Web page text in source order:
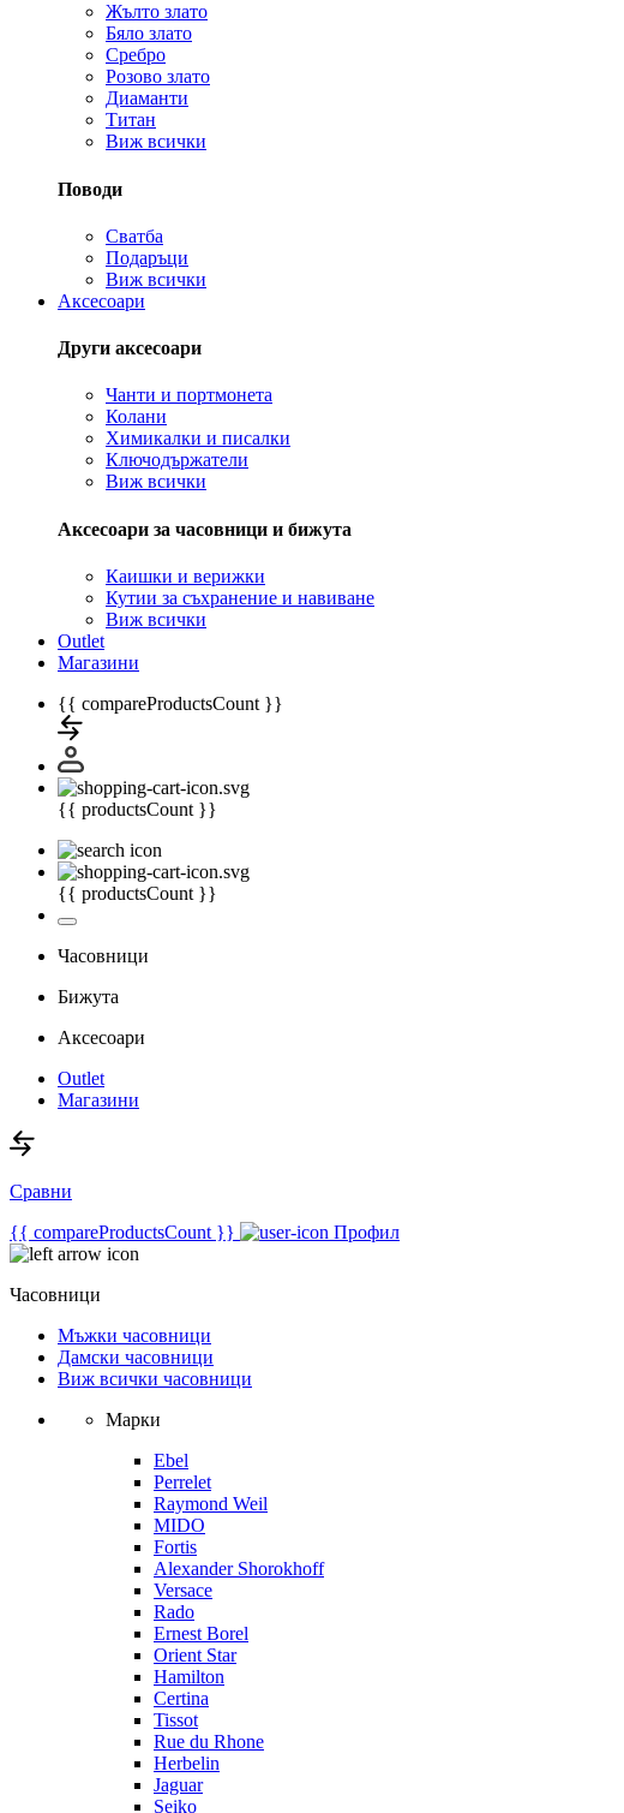
Жълто злато
Бяло злато
Сребро
Розово злато
Диаманти
Титан
Виж всички
Поводи
Сватба
Подаръци
Виж всички
Аксесоари
Други аксесоари
Чанти и портмонета
Колани
Химикалки и писалки
Ключодържатели
Виж всички
Аксесоари за часовници и бижута
Каишки и верижки
Кутии за съхранение и навиване
Виж всички
Outlet
Магазини
{{ compareProductsCount }}
{{ productsCount }}
{{ productsCount }}
Часовници
Бижута
Аксесоари
Outlet
Магазини
Сравни
{{ compareProductsCount }}
Профил
Часовници
Мъжки часовници
Дамски часовници
Виж всички часовници
Марки
Ebel
Perrelet
Raymond Weil
MIDO
Fortis
Alexander Shorokhoff
Versace
Rado
Ernest Borel
Orient Star
Hamilton
Certina
Tissot
Rue du Rhone
Herbelin
Jaguar
Seiko